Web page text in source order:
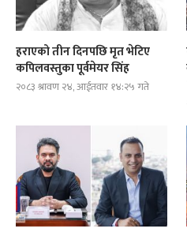
हराएको तीन दिनपछि मृत भेटिए
कपिलवस्तुका पूर्वमेयर सिंह
२०८३ श्रावण २४, आईतवार १४:२५ गते